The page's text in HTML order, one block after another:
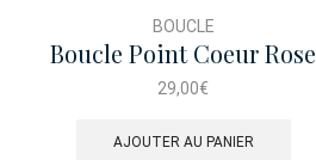
BOUCLE
Boucle Point Coeur Rose
29,00€
AJOUTER AU PANIER